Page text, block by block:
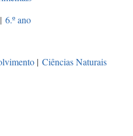
| 6.º ano
| Ciências Naturais